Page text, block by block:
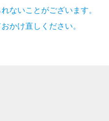
ないことがございます。
かけ直しください。